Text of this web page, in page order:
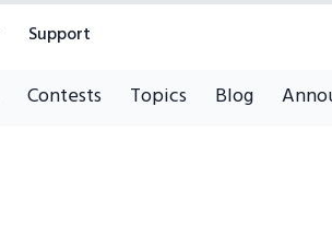
Support
Contests Topics Blog